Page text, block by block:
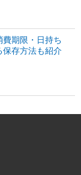
費期限・日持ち
保存方法も紹介